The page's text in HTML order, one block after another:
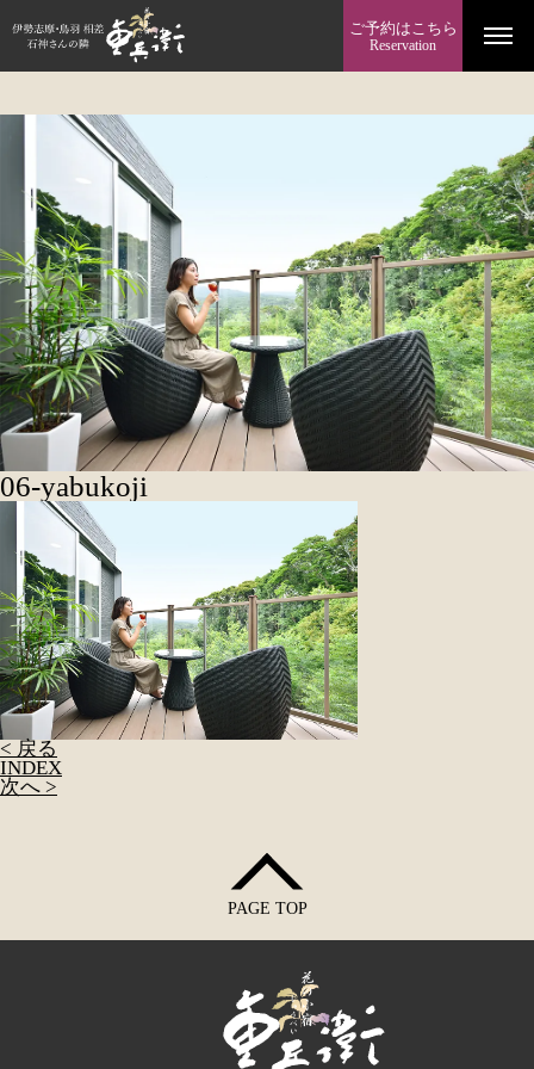
ご予約はこちら
Reservation
06-yabukoji
< 戻る
INDEX
次へ >
PAGE TOP